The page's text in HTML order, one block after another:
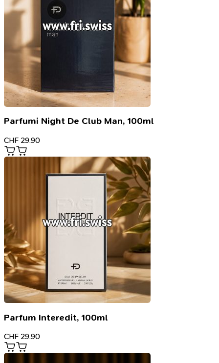
Parfumi Night De Club Man, 100ml
CHF 29.90
Parfum Interedit, 100ml
CHF 29.90